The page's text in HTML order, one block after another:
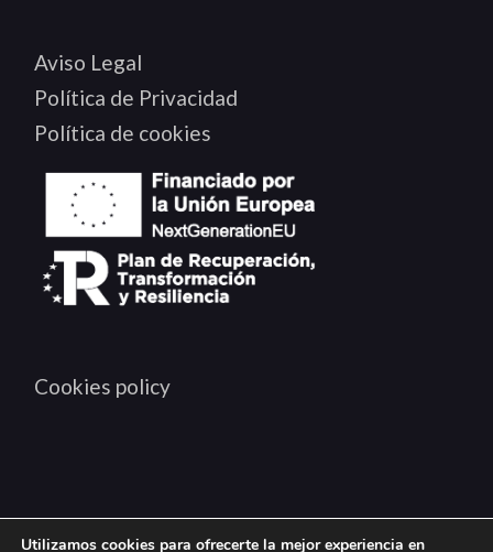
Aviso Legal
Política de Privacidad
Política de cookies
Cookies policy
Utilizamos cookies para ofrecerte la mejor experiencia en